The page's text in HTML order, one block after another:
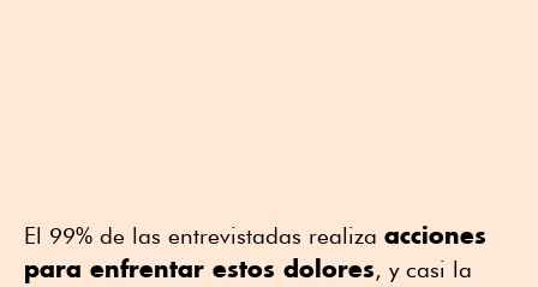
El 99% de las entrevistadas realiza acciones
para enfrentar estos dolores, y casi la